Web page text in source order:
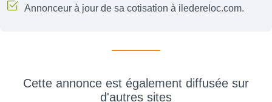
Annonceur à jour de sa cotisation à iledereloc.com.
Cette annonce est également diffusée sur
d'autres sites